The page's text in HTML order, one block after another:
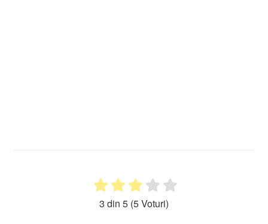
3 din 5(5 Voturi)